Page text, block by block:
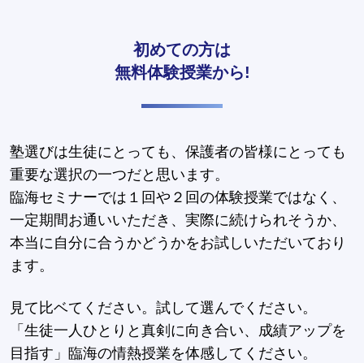
初めての方は
無料体験授業から!
塾選びは生徒にとっても、保護者の皆様にとっても
重要な選択の一つだと思います。
臨海セミナーでは１回や２回の体験授業ではなく、
一定期間お通いいただき、実際に続けられそうか、
本当に自分に合うかどうかをお試しいただいており
ます。
見て比ベてください。試して選んでください。
「生徒一人ひとりと真剣に向き合い、成績アップを
目指す」臨海の情熱授業を体感してください。